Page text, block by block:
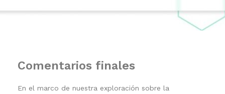
Comentarios finales
En el marco de nuestra exploración sobre la